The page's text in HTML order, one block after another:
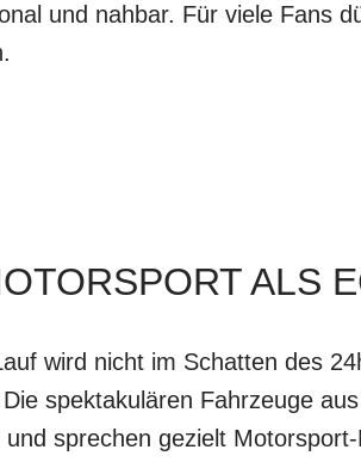
und nahbar. Für viele Fans
ALS
wird nicht im Schatten des
spektakulären Fahrzeuge
sprechen gezielt